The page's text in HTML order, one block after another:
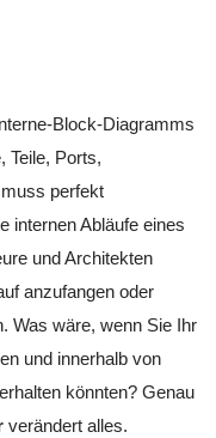
Block-Diagramms
Teile, Ports,
perfekt
internen Abläufe eines
und Architekten
anzufangen oder
Was wäre, wenn Sie Ihr
und innerhalb von
könnten? Genau
verändert alles.